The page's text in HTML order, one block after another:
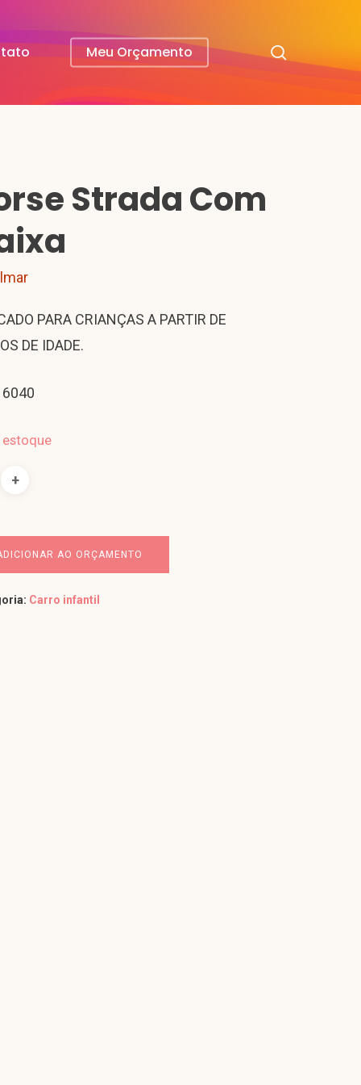
Meu Orçamento
Strada Com
PARA CRIANÇAS A PARTIR DE
DE IDADE.
6040
estoque
AO ORÇAMENTO
Carro infantil